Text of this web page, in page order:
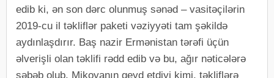
edib ki, ən son dərc olunmuş sənəd – vasitəçilərin
2019-cu il təkliflər paketi vəziyyəti tam şəkildə
aydınlaşdırır. Baş nazir Ermənistan tərəfi üçün
əlverişli olan təklifi rədd edib və bu, ağır nəticələrə
səbəb olub. Mikoyanın qeyd etdiyi kimi, təkliflərə